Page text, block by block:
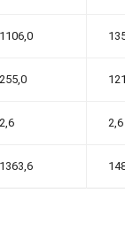
1106,0
255,0
2,6 2,6
1363,6